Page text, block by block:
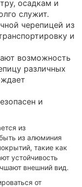
осадкам и
служит.
черепицей из
и
возможность
различных
и
из
из алюминия
такие как
устойчивость
внешний вид.
от